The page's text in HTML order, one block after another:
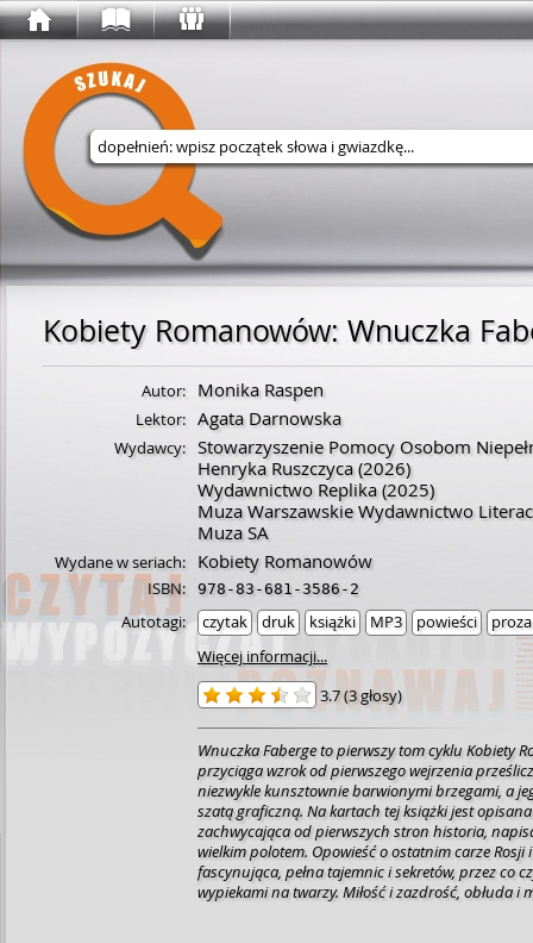
Wyszukaj w serwisie
Kobiety Romanowów: Wnuczka
Autor: Monika Raspen
Lektor: Agata Darnowska
Wydawcy: Stowarzyszenie Pomocy Osobom
Henryka Ruszczyca(2026)
Wydawnictwo Replika(2025)
Muza Warszawskie Wydawnictwo
Muza SA
Wydane w seriach: Kobiety Romanowów
ISBN: 978-83-681-3586-2
Autotagi: czytak druk książki MP3 powieści
proza
Więcej informacji...
3.7(3 głosy)
Wnuczka Faberge to pierwszy tom cyklu Kobiety
przyciąga wzrok od pierwszego wejrzenia
niezwykle kunsztownie barwionymi brzegami, a
szatą graficzną. Na kartach tej książki jest
zachwycająca od pierwszych stron historia,
wielkim polotem. Opowieść o ostatnim carze Rosji
fascynująca, pełna tajemnic i sekretów, przez co
wypiekami na twarzy. Miłość i zazdrość, obłuda i